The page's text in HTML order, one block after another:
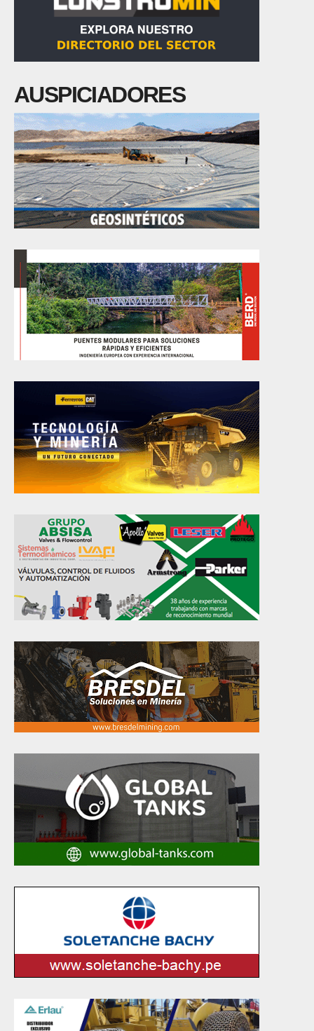
AUSPICIADORES